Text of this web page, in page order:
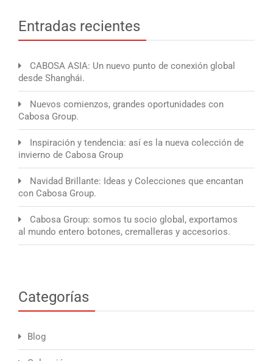
Entradas recientes
CABOSA ASIA: Un nuevo punto de conexión global
desde Shanghái.
Nuevos comienzos, grandes oportunidades con
Cabosa Group.
Inspiración y tendencia: así es la nueva colección de
invierno de Cabosa Group
Navidad Brillante: Ideas y Colecciones que encantan
con Cabosa Group.
Cabosa Group: somos tu socio global, exportamos
al mundo entero botones, cremalleras y accesorios.
Categorías
Blog